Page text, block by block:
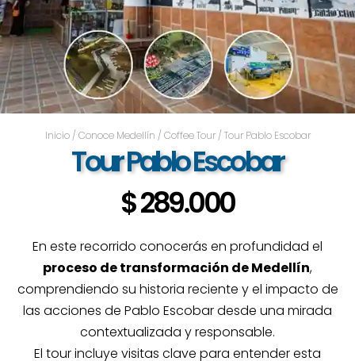
Inicio/ Conoce Medellín / Coffee Tour/ Tour Pablo Escobar
Tour Pablo Escobar
$289.000
En este recorrido conocerás en profundidad el
proceso de transformación de Medellín,
comprendiendo su historia reciente y el impacto de
las acciones de Pablo Escobardesde una mirada
contextualizada y responsable.
El tour incluye visitas clave para entender esta